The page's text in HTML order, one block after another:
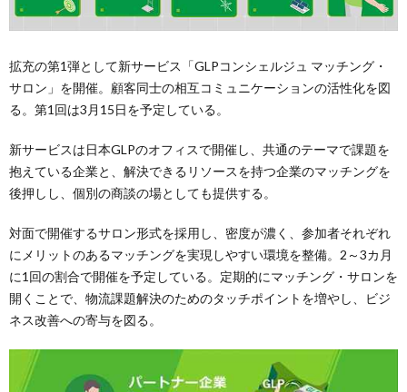
拡充の第1弾として新サービス「GLPコンシェルジュ マッチング・
サロン」を開催。顧客同士の相互コミュニケーションの活性化を図
る。第1回は3月15日を予定している。
新サービスは日本GLPのオフィスで開催し、共通のテーマで課題を
抱えている企業と、解決できるリソースを持つ企業のマッチングを
後押しし、個別の商談の場としても提供する。
対面で開催するサロン形式を採用し、密度が濃く、参加者それぞれ
にメリットのあるマッチングを実現しやすい環境を整備。2～3カ月
に1回の割合で開催を予定している。定期的にマッチング・サロンを
開くことで、物流課題解決のためのタッチポイントを増やし、ビジ
ネス改善への寄与を図る。